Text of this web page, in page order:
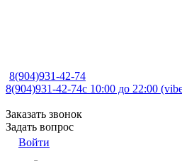
8(904)931-42-74
8(904)931-42-74с 10:00 до 22:00
Заказать звонок
Задать вопрос
Войти